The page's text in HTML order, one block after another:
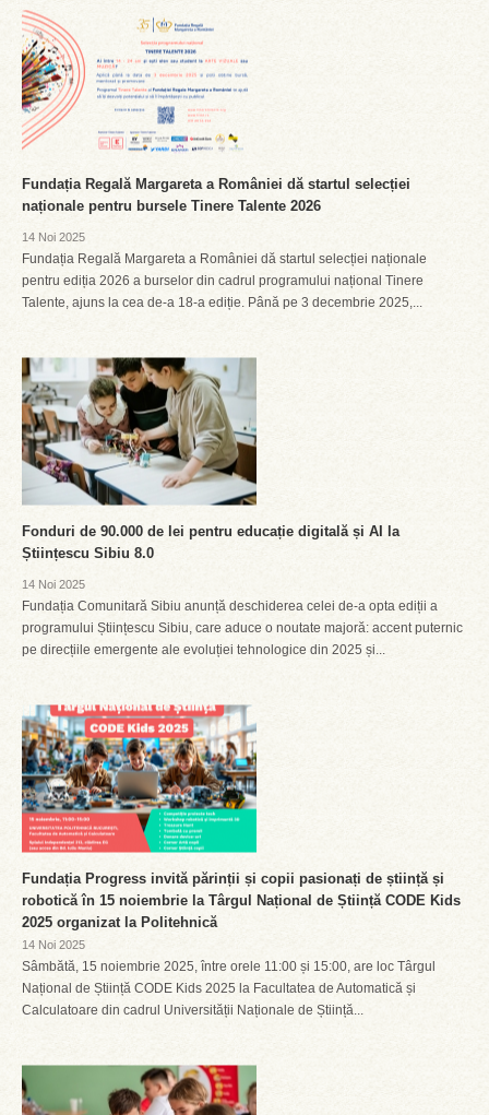
Fundația Regală Margareta a României dă startul selecției
naționale pentru bursele Tinere Talente 2026
14 Noi 2025
Fundația Regală Margareta a României dă startul selecției naționale
pentru ediția 2026 a burselor din cadrul programului național Tinere
Talente, ajuns la cea de-a 18-a ediție. Până pe 3 decembrie 2025,...
Fonduri de 90.000 de lei pentru educație digitală și AI la
Științescu Sibiu 8.0
14 Noi 2025
Fundația Comunitară Sibiu anunță deschiderea celei de-a opta ediții a
programului Științescu Sibiu, care aduce o noutate majoră: accent puternic
pe direcțiile emergente ale evoluției tehnologice din 2025 și...
Fundația Progress invită părinții și copii pasionați de știință și
robotică în 15 noiembrie la Târgul Național de Știință CODE Kids
2025 organizat la Politehnică
14 Noi 2025
Sâmbătă, 15 noiembrie 2025, între orele 11:00 și 15:00, are loc Târgul
Național de Știință CODE Kids 2025 la Facultatea de Automatică și
Calculatoare din cadrul Universității Naționale de Știință...